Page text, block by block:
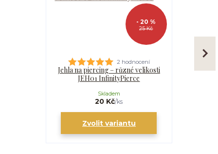
25 Kč
- 20 %
2 hodnocení
Jehla na piercing – různé velikosti
JEH01 InfinityPierce
20 Kč/ks
Skladem
Zvolit variantu